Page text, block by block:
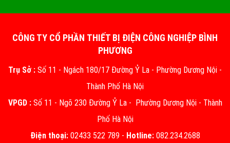
CÔNG TY CỔ PHẦN THIẾT BỊ ĐIỆN CÔNG NGHIỆP BÌNH
PHƯƠNG
Trụ Sở : Số 11 - Ngách 180/17 Đường Ỷ La - Phường Dương Nội -
Thành Phố Hà Nội
VPGD :Số 11 - Ngõ 230 Đường Ỷ La - Phường Dương Nội - Thành
Phố Hà Nội
Điện thoại:02433 522 789 - Hotline:082.234.2688